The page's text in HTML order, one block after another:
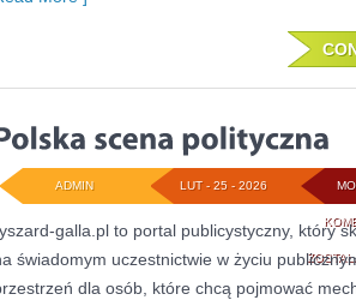
LUT - 25 - 2026
ADMIN
galla.pl to portal publicystyczny, który
świadomym uczestnictwie w życiu
dla osób, które chcą pojmować